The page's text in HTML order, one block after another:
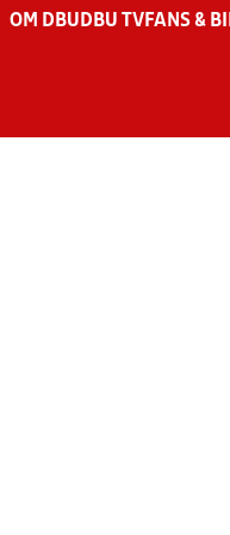
OM DBU DBU TV FANS &